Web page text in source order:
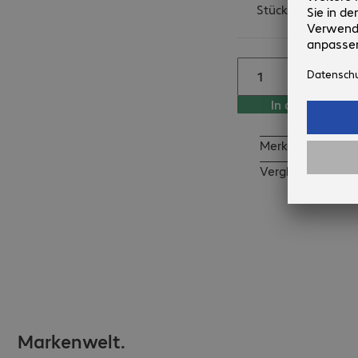
Stück verfügbar
In den
Merken
Vergleichen
Markenwelt.